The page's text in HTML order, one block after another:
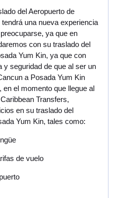
del Aeropuerto de
una nueva experiencia
ya que en
con su traslado del
Yum Kin, ya que con
y seguridad de que al ser un
a Posada Yum Kin
el momento que llegue al
Transfers,
en su traslado del
Yum Kin, tales como:
de vuelo